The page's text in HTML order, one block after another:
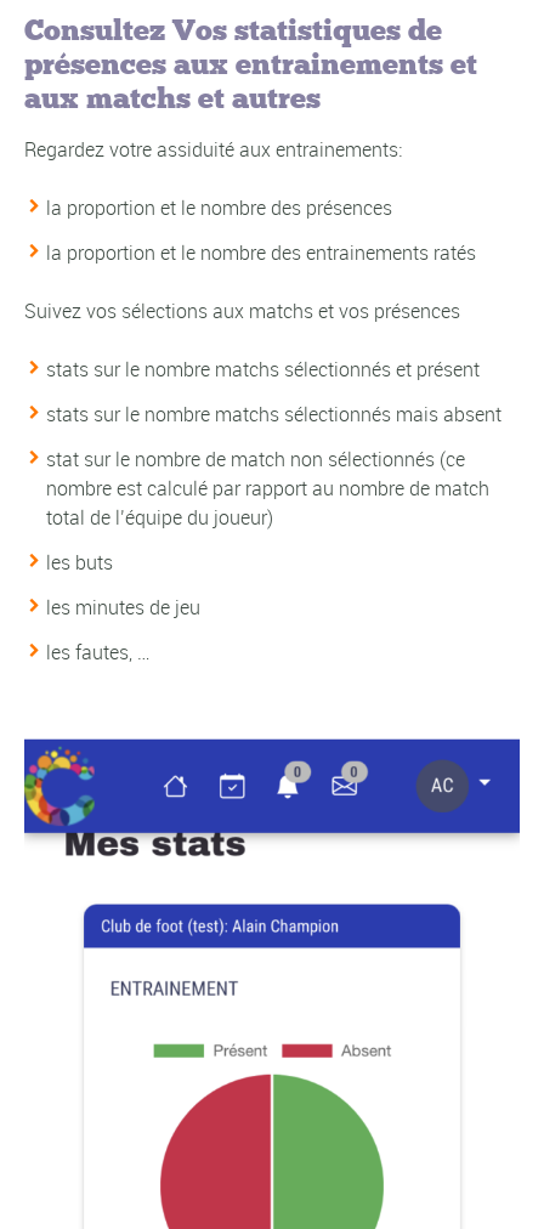
Consultez Vos statistiques de
présences aux entrainements et
aux matchs et autres
Regardez votre assiduité aux entrainements:
la proportion et le nombre des présences
la proportion et le nombre des entrainements ratés
Suivez vos sélections aux matchs et vos présences
stats sur le nombre matchs sélectionnés et présent
stats sur le nombre matchs sélectionnés mais absent
stat sur le nombre de match non sélectionnés (ce
nombre est calculé par rapport au nombre de match
total de l’équipe du joueur)
les buts
les minutes de jeu
les fautes, …